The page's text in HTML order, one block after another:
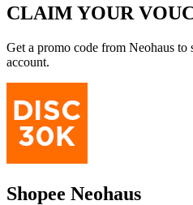
CLAIM YOUR
Get a promo code from Neohaus to
account.
Shopee Neohaus